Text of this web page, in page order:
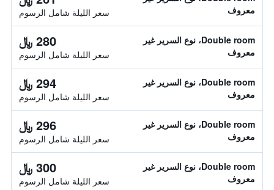
معروف
سعر الليلة شامل الرسوم
Double room، نوع السرير غير
معروف
280 ﷼
سعر الليلة شامل الرسوم
Double room، نوع السرير غير
معروف
294 ﷼
سعر الليلة شامل الرسوم
Double room، نوع السرير غير
معروف
296 ﷼
سعر الليلة شامل الرسوم
Double room، نوع السرير غير
معروف
300 ﷼
سعر الليلة شامل الرسوم